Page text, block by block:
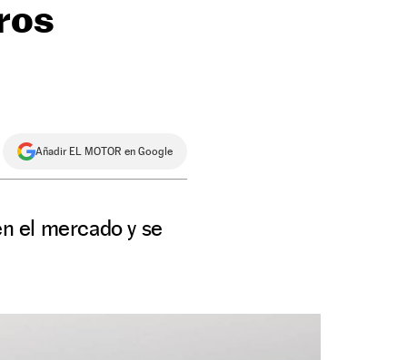
Añadir EL MOTOR en Google
el mercado y se